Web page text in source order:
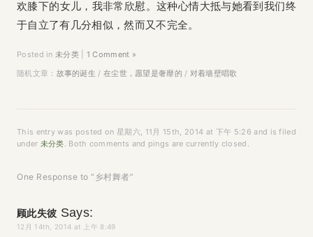
欢膝下的女儿，我非常欣慰。这种心情大抵与她看到我们终
于自立了有几分相似，然而又不完全。
Posted in 未分类| 1 Comment »
随机文章： 故事的诞生 / 在尘世，愿望是奢靡的 / 对着墙壁唱歌
This entry was posted on 星期六, 11月 15th, 2014 at 下午 5:26 and is filed
under 未分类. Both comments and pings are currently closed.
One Response to “乡村舞者”
顾此失彼 Says:
12月 14th, 2014 at 上午 8:49